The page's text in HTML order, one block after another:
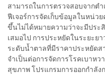
สามารถในการตรวจสอบจากต
ฟีเจอร์การจัดเก็บข้อมูลในหน่ว
ขึ้นไม่ได้หมายความว่าจะมีประ
เสมอไป การประหยัดในระยะย
ระดับน้ำตาลที่มีราคาประหยัดส
จำเป็นต่อการจัดการโรคเบาห
สุขภาพ โปรแกรมการออกกำลัง